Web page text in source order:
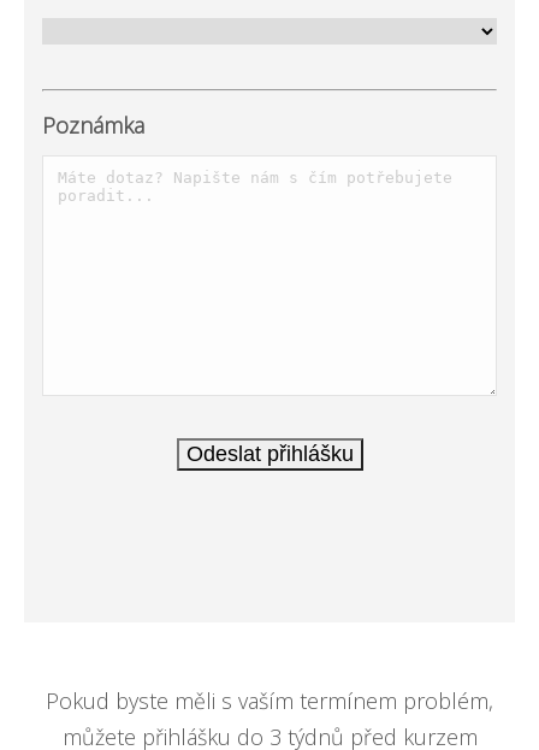
Poznámka
Pokud byste měli s vaším termínem problém,
můžete přihlášku do 3 týdnů před kurzem